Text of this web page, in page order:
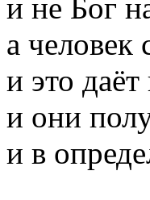
и не Бог
а человек
и это
и они
и в